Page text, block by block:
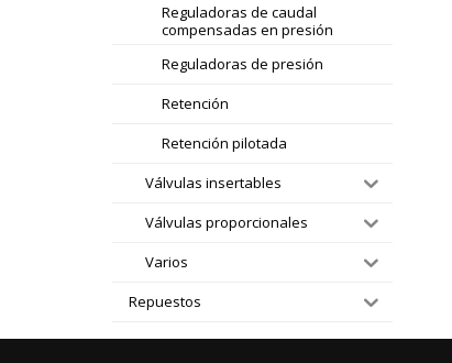
Reguladoras de caudal
compensadas en presión
Reguladoras de presión
Retención
Retención pilotada
Válvulas insertables
Válvulas proporcionales
Varios
Repuestos